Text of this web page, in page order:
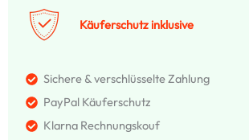
Käuferschutz inklusive
Sichere & verschlüsselte Zahlung
PayPal Käuferschutz
Klarna Rechnungskouf